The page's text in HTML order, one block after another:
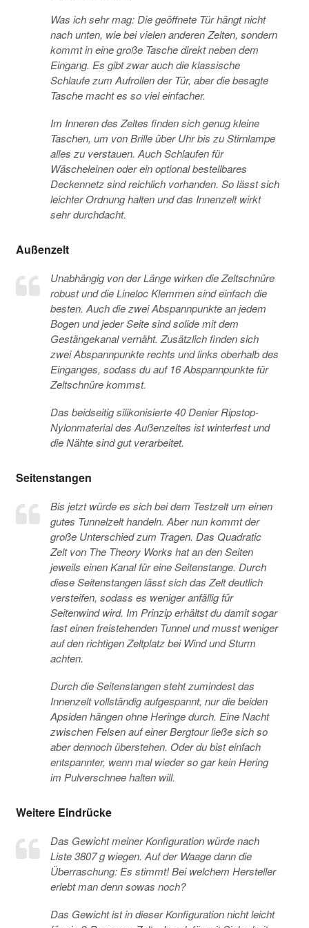
Was ich sehr mag: Die geöffnete Tür hängt nicht
nach unten, wie bei vielen anderen Zelten, sondern
kommt in eine große Tasche direkt neben dem
Eingang. Es gibt zwar auch die klassische
Schlaufe zum Aufrollen der Tür, aber die besagte
Tasche macht es so viel einfacher.
Im Inneren des Zeltes finden sich genug kleine
Taschen, um von Brille über Uhr bis zu Stirnlampe
alles zu verstauen. Auch Schlaufen für
Wäscheleinen oder ein optional bestellbares
Deckennetz sind reichlich vorhanden. So lässt sich
leichter Ordnung halten und das Innenzelt wirkt
sehr durchdacht.
Außenzelt
Unabhängig von der Länge wirken die Zeltschnüre
robust und die Lineloc Klemmen sind einfach die
besten. Auch die zwei Abspannpunkte an jedem
Bogen und jeder Seite sind solide mit dem
Gestängekanal vernäht. Zusätzlich finden sich
zwei Abspannpunkte rechts und links oberhalb des
Einganges, sodass du auf 16 Abspannpunkte für
Zeltschnüre kommst.
Das beidseitig silikonisierte 40 Denier Ripstop-
Nylonmaterial des Außenzeltes ist winterfest und
die Nähte sind gut verarbeitet.
Seitenstangen
Bis jetzt würde es sich bei dem Testzelt um einen
gutes Tunnelzelt handeln. Aber nun kommt der
große Unterschied zum Tragen. Das Quadratic
Zelt von The Theory Works hat an den Seiten
jeweils einen Kanal für eine Seitenstange. Durch
diese Seitenstangen lässt sich das Zelt deutlich
versteifen, sodass es weniger anfällig für
Seitenwind wird. Im Prinzip erhältst du damit sogar
fast einen freistehenden Tunnel und musst weniger
auf den richtigen Zeltplatz bei Wind und Sturm
achten.
Durch die Seitenstangen steht zumindest das
Innenzelt vollständig aufgespannt, nur die beiden
Apsiden hängen ohne Heringe durch. Eine Nacht
zwischen Felsen auf einer Bergtour ließe sich so
aber dennoch überstehen. Oder du bist einfach
entspannter, wenn mal wieder so gar kein Hering
im Pulverschnee halten will.
Weitere Eindrücke
Das Gewicht meiner Konfiguration würde nach
Liste 3807 g wiegen. Auf der Waage dann die
Überraschung: Es stimmt! Bei welchem Hersteller
erlebt man denn sowas noch?
Das Gewicht ist in dieser Konfiguration nicht leicht